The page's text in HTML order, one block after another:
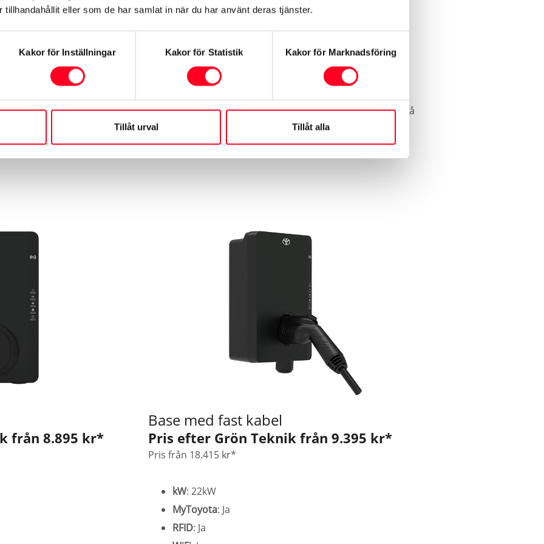
tillhandahållit eller som de har samlat in när du har använt deras tjänster.
Kakor för Inställningar Kakor för Statistik Kakor för Marknadsföring
Tillåt urval Tillåt alla
modeller, alla kan ladda med en maxeffekt om upp till 22kW men i småhus brukar man
och 16 ampere och då blir laddeffekten 11kW. Vi rekommenderar dessutom att du
för att försäkra dig om att eventuella toppar i elförbrukningen i ditt hem inte ska slå
med 71 kWh batteri laddar du från tomt till fullt på ungefär 6 timmar om du laddar den
från 8.895 kr*
Base med fast kabel
Pris efter Grön Teknik från 9.395 kr*
Pris från 18.415 kr*
kW: 22kW
MyToyota: Ja
RFID: Ja